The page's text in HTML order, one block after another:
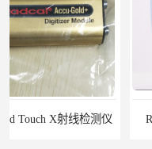
Rigel PatSim200患者模拟